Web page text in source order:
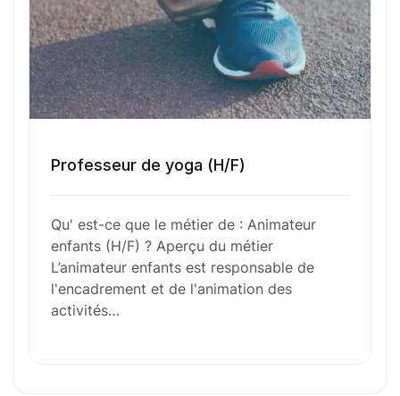
Votre CV
Glisser & déposer les fichiers ici
Parcourir les fichiers
J'accepte les mentions légaleset la
de confidentialité .
Professeur de yoga (H/F)
Qu' est-ce que le métier de : Animateur
enfants (H/F) ? Aperçu du métier
L’animateur enfants est responsable de
l'encadrement et de l'animation des
activités…